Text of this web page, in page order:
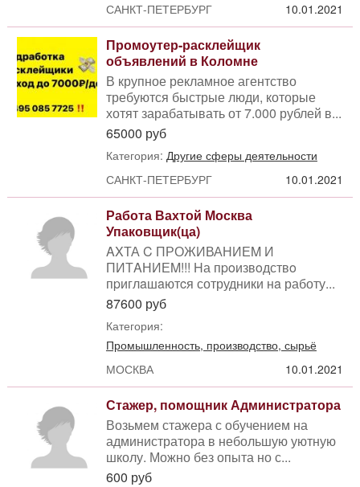
САНКТ-ПЕТЕРБУРГ
10.01.2021
Промоутер-расклейщик
объявлений в Коломне
В крупное рекламное агентство
требуются быстрые люди, которые
хотят зарабатывать от 7.000 рублей в...
65000 руб
Категория: Другие сферы деятельности
САНКТ-ПЕТЕРБУРГ
10.01.2021
Работа Вахтой Москва
Упаковщик(ца)
AXТА C ПРОЖИВАНИЕM И
ПИТAНИЕM!!! Hа пpoизвoдствo
пpиглaшaютcя сотрудники нa работу...
87600 руб
Категория:
Промышленность, производство, сырьё
МОСКВА
10.01.2021
Стажер, помощник Администратора
Возьмем стажера с обучением на
администратора в небольшую уютную
школу. Можно без опыта но с...
600 руб